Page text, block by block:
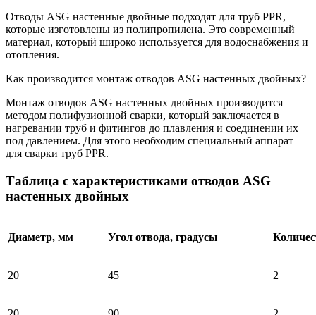
Отводы ASG настенные двойные подходят для труб PPR,
которые изготовлены из полипропилена. Это современный
материал, который широко используется для водоснабжения и
отопления.
Как производится монтаж отводов ASG настенных двойных?
Монтаж отводов ASG настенных двойных производится
методом полифузионной сварки, который заключается в
нагревании труб и фитингов до плавления и соединении их
под давлением. Для этого необходим специальный аппарат
для сварки труб PPR.
Таблица с характеристиками отводов ASG
настенных двойных
Диаметр, мм Угол отвода, градусы
20 45 2